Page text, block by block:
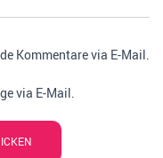
Kommentare via E-Mail.
via E-Mail.